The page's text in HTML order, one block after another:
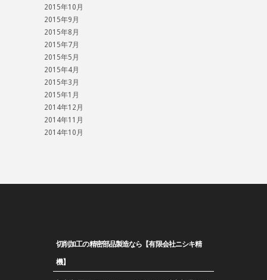
2015年10月
2015年9月
2015年8月
2015年7月
2015年5月
2015年4月
2015年3月
2015年1月
2014年12月
2014年11月
2014年10月
切削加工の精密部品製造なら【有限会社ニシキ精
機】